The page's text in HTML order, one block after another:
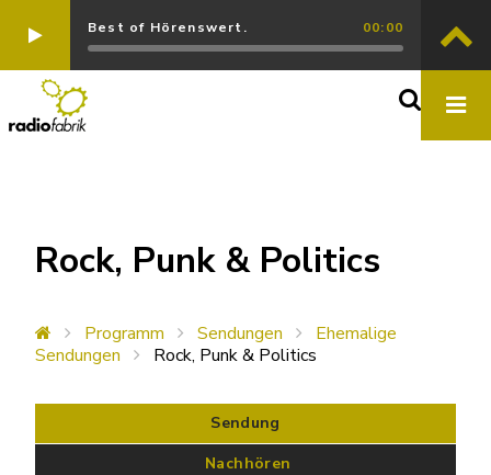
Best of Hörenswert. 00:00
Rock, Punk & Politics
Programm Sendungen
Ehemalige
Sendungen
Rock, Punk & Politics
Sendung
Nachhören